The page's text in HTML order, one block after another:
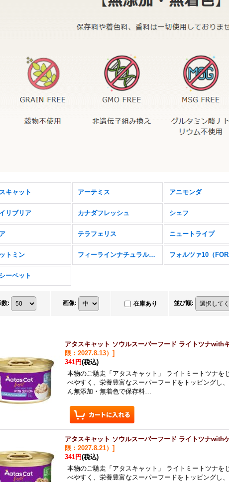
キャット アーテミス アニモンダ
リブリア カナダフレッシュ シェフ
テラフェリス ニュートライプ
トミン フィーラインナチュラル（K9Natural Feline）
ーペット
数: 画像: 在庫あり 並び順:
アタスキャット ソウルスーパーフード ライトツナwith
限：2027.8.13） ]
341円(税込)
本物のご馳走「アタスキャット」 ライトミートツナを
べやすく、栄養豊富なスーパーフードをトッピングし
ん無添加・無着色で保存料…
アタスキャット ソウルスーパーフード ライトツナwith
限：2027.8.21） ]
341円(税込)
本物のご馳走「アタスキャット」 ライトミートツナを
べやすく、栄養豊富なスーパーフードをトッピングし